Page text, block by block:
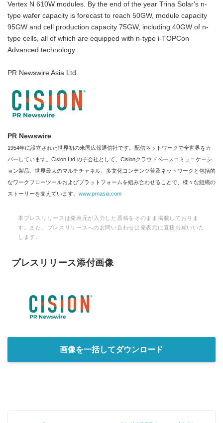
Vertex N 610W modules. By the end of the year Trina Solar's n-
type wafer capacity is forecast to reach 50GW, module capacity
95GW and cell production capacity 75GW, including 40GW of n-
type cells, all of which are equipped with n-type i-TOPCon
Advanced technology.
PR Newswire Asia Ltd.
PR Newswire
1954年に設立された世界初の米国広報通信社です。配信ネットワークで全世界をカ
バーしています。Cision Ltd.の子会社として、Cisionクラウドベースコミュニケーシ
ョン製品、世界最大のマルチチャネル、多文化コンテンツ普及ネットワークと包括的
なワークフローツールおよびプラットフォームを組み合わせることで、様々な組織の
ストーリーを支えています。 www.prnasia.com
本プレスリリースは発表元が入力した原稿をそのまま掲載しておりま
す。また、プレスリリースへのお問い合わせは発表元に直接お願いいた
します。
プレスリリース添付画像
画像を一括してダウンロード